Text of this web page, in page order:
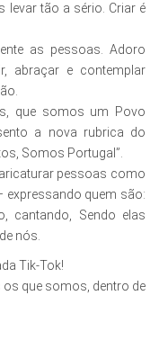
levar tão a sério. Criar é
as pessoas. Adoro
abraçar e contemplar
que somos um Povo
a nova rubrica do
Somos Portugal”.
pessoas como
expressando quem são:
cantando, Sendo elas
nós.
Tik-Tok!
que somos, dentro de